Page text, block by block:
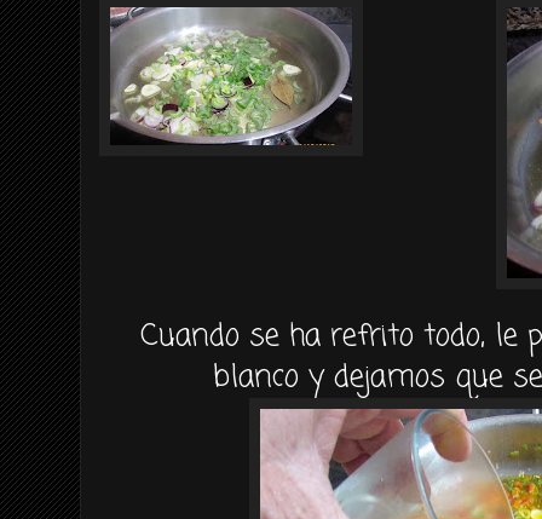
Cuando se ha refrito todo, le
blanco y dejamos que